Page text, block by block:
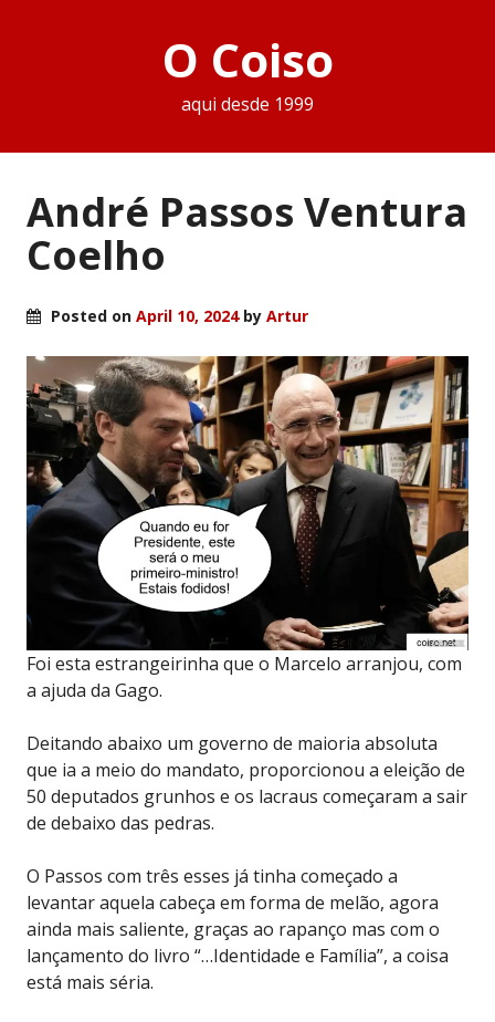
O Coiso
aqui desde 1999
André Passos Ventura
Coelho
Posted on April 10, 2024by Artur
Foi esta estrangeirinha que o Marcelo arranjou, com
a ajuda da Gago.
Deitando abaixo um governo de maioria absoluta
que ia a meio do mandato, proporcionou a eleição de
50 deputados grunhos e os lacraus começaram a sair
de debaixo das pedras.
O Passos com três esses já tinha começado a
levantar aquela cabeça em forma de melão, agora
ainda mais saliente, graças ao rapanço mas com o
lançamento do livro “…Identidade e Família”, a coisa
está mais séria.